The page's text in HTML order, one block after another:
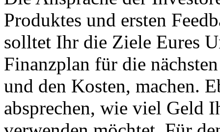
Produktes und ersten
solltet Ihr die Ziele Eures
Finanzplan für die
und den Kosten, machen.
absprechen, wie viel Geld